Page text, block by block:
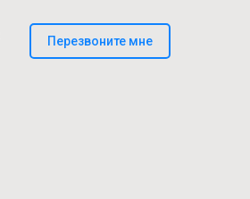
Перезвоните мне